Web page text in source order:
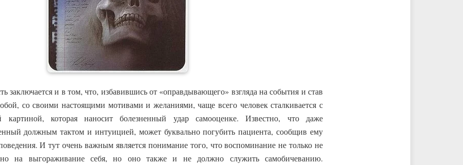
заключается и в том, что, избавившись от «оправдывающего» взгляда на события и став
со своими настоящими мотивами и желаниями, чаще всего человек сталкивается с
картиной, которая наносит болезненный удар самооценке. Известно, что даже
должным тактом и интуицией, может буквально погубить пациента, сообщив ему
И тут очень важным является понимание того, что воспоминание не только не
на выгораживание себя, но оно также и не должно служить самобичеванию.